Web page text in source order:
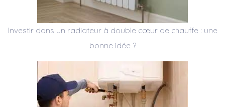
Investir dans un radiateur à double cœur de chauffe : une
bonne idée ?